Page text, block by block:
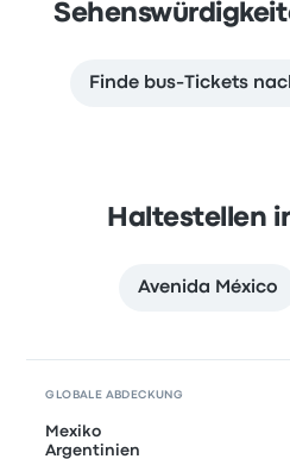
Finde bus-Tickets
Haltestellen
Avenida México
GLOBALE ABDECKUNG
Mexiko
Argentinien